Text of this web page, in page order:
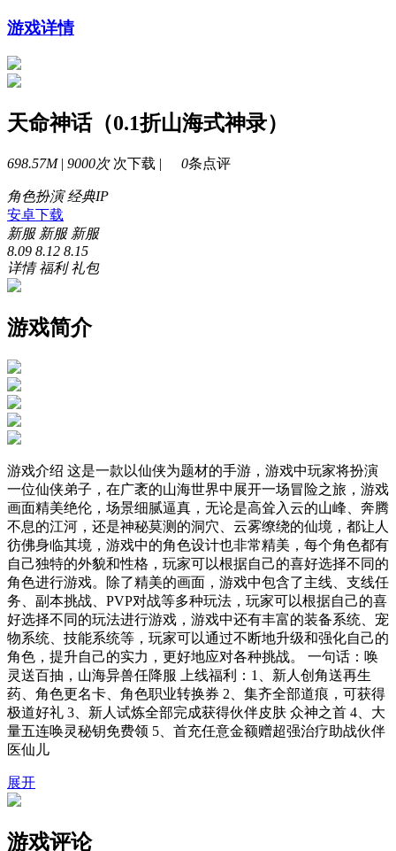
游戏详情
天命神话（0.1折山海式神录）
698.57M | 9000次 次下载 | 0条点评
角色扮演 经典IP
安卓下载
新服 新服 新服
8.09 8.12 8.15
详情 福利 礼包
游戏简介
游戏介绍 这是一款以仙侠为题材的手游，游戏中玩家将扮演
一位仙侠弟子，在广袤的山海世界中展开一场冒险之旅，游戏
画面精美绝伦，场景细腻逼真，无论是高耸入云的山峰、奔腾
不息的江河，还是神秘莫测的洞穴、云雾缭绕的仙境，都让人
彷佛身临其境，游戏中的角色设计也非常精美，每个角色都有
自己独特的外貌和性格，玩家可以根据自己的喜好选择不同的
角色进行游戏。除了精美的画面，游戏中包含了主线、支线任
务、副本挑战、PVP对战等多种玩法，玩家可以根据自己的喜
好选择不同的玩法进行游戏，游戏中还有丰富的装备系统、宠
物系统、技能系统等，玩家可以通过不断地升级和强化自己的
角色，提升自己的实力，更好地应对各种挑战。 一句话：唤
灵送百抽，山海异兽任降服 上线福利：1、新人创角送再生
药、角色更名卡、角色职业转换券 2、集齐全部道痕，可获得
极道好礼 3、新人试炼全部完成获得伙伴皮肤 众神之首 4、大
量五连唤灵秘钥免费领 5、首充任意金额赠超强治疗助战伙伴
医仙儿
展开
游戏评论